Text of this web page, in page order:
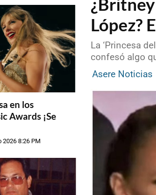
en los
Awards ¡Se
2026 8:26 PM
López?
La ‘Princesa
confesó algo
Asere Noticias